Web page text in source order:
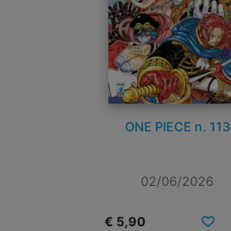
ONE PIECE n. 113
02/06/2026
€ 5,90